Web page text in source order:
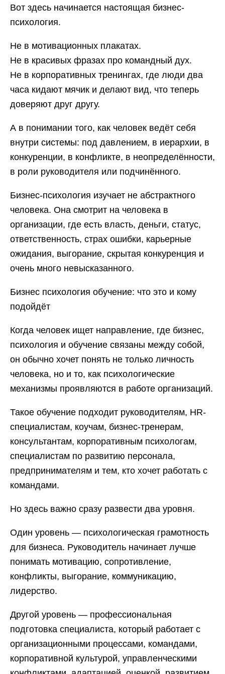
Вот здесь начинается настоящая бизнес-
психология.
Не в мотивационных плакатах.
Не в красивых фразах про командный дух.
Не в корпоративных тренингах, где люди два
часа кидают мячик и делают вид, что теперь
доверяют друг другу.
А в понимании того, как человек ведёт себя
внутри системы: под давлением, в иерархии, в
конкуренции, в конфликте, в неопределённости,
в роли руководителя или подчинённого.
Бизнес-психология изучает не абстрактного
человека. Она смотрит на человека в
организации, где есть власть, деньги, статус,
ответственность, страх ошибки, карьерные
ожидания, выгорание, скрытая конкуренция и
очень много невысказанного.
Бизнес психология обучение: что это и кому
подойдёт
Когда человек ищет направление, где бизнес,
психология и обучение связаны между собой,
он обычно хочет понять не только личность
человека, но и то, как психологические
механизмы проявляются в работе организаций.
Такое обучение подходит руководителям, HR-
специалистам, коучам, бизнес-тренерам,
консультантам, корпоративным психологам,
специалистам по развитию персонала,
предпринимателям и тем, кто хочет работать с
командами.
Но здесь важно сразу развести два уровня.
Один уровень — психологическая грамотность
для бизнеса. Руководитель начинает лучше
понимать мотивацию, сопротивление,
конфликты, выгорание, коммуникацию,
лидерство.
Другой уровень — профессиональная
подготовка специалиста, который работает с
организационными процессами, командами,
корпоративной культурой, управленческими